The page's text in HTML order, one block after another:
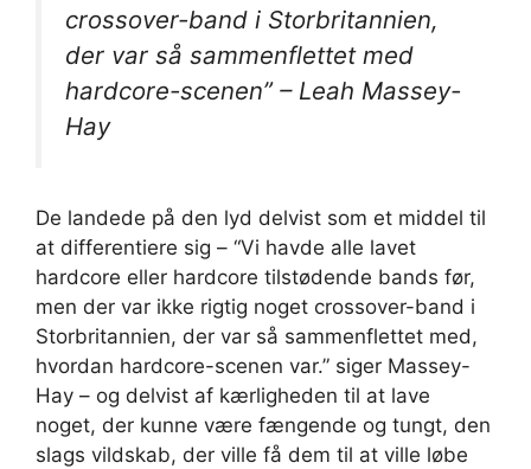
crossover-band i Storbritannien,
der var så sammenflettet med
hardcore-scenen” – Leah Massey-
Hay
De landede på den lyd delvist som et middel til
at differentiere sig – “Vi havde alle lavet
hardcore eller hardcore tilstødende bands før,
men der var ikke rigtig noget crossover-band i
Storbritannien, der var så sammenflettet med,
hvordan hardcore-scenen var.” siger Massey-
Hay – og delvist af kærligheden til at lave
noget, der kunne være fængende og tungt, den
slags vildskab, der ville få dem til at ville løbe